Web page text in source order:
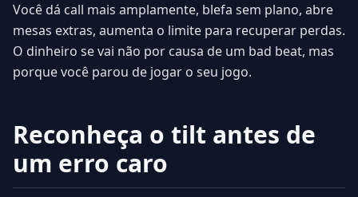
Você dá call mais amplamente, blefa sem plano, abre
mesas extras, aumenta o limite para recuperar perdas.
O dinheiro se vai não por causa de um bad beat, mas
porque você parou de jogar o seu jogo.
Reconheça o tilt antes de
um erro caro